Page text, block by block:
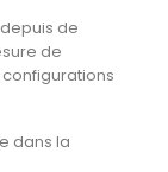
de
de
dans la